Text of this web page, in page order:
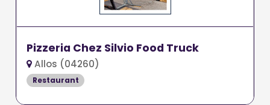
Pizzeria Chez Silvio Food Truck
Allos (04260)
Restaurant